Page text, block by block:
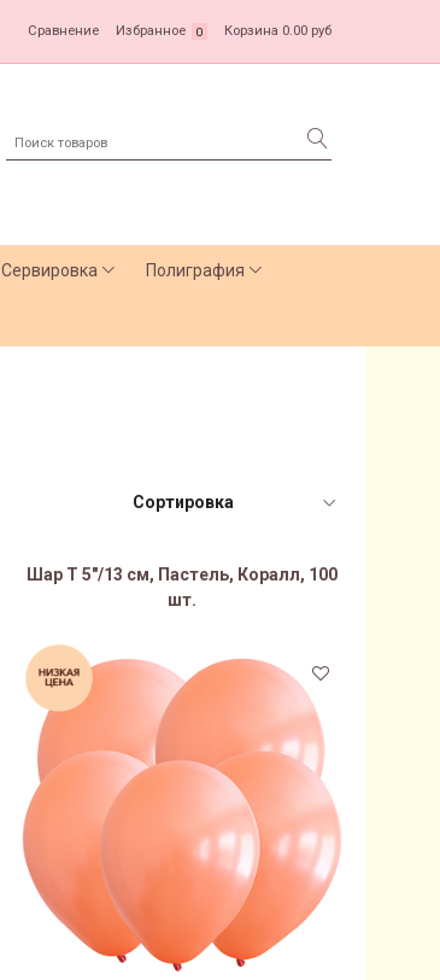
Сравнение Избранное 0 Корзина 0.00 руб
Сервировка Полиграфия
Шар Т 5"/13 см, Пастель, Коралл, 100
шт.